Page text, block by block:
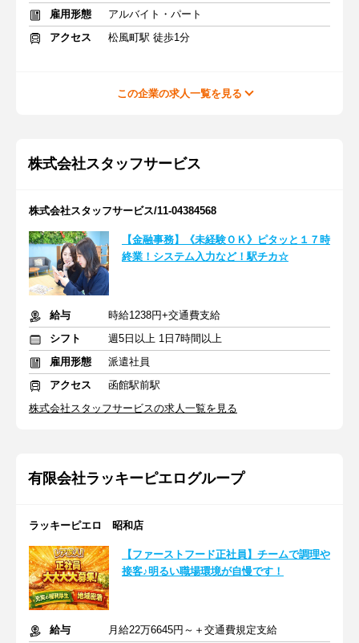
雇用形態
アルバイト・パート
アクセス
松風町駅 徒歩1分
この企業の求人一覧を見る
株式会社スタッフサービス
株式会社スタッフサービス/11-04384568
【金融事務】《未経験ＯＫ》ピタッと１７時
終業！システム入力など！駅チカ☆
給与
時給1238円+交通費支給
シフト
週5日以上 1日7時間以上
雇用形態
派遣社員
アクセス
函館駅前駅
株式会社スタッフサービスの求人一覧を見る
有限会社ラッキーピエログループ
ラッキーピエロ 昭和店
【ファーストフード正社員】チームで調理や
接客♪明るい職場環境が自慢です！
給与
月給22万6645円～＋交通費規定支給